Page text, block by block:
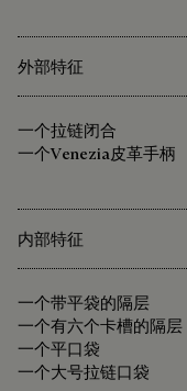
外部特征
一个拉链闭合
一个Venezia皮革手柄
内部特征
一个带平袋的隔层
一个有六个卡槽的隔层
一个平口袋
一个大号拉链口袋